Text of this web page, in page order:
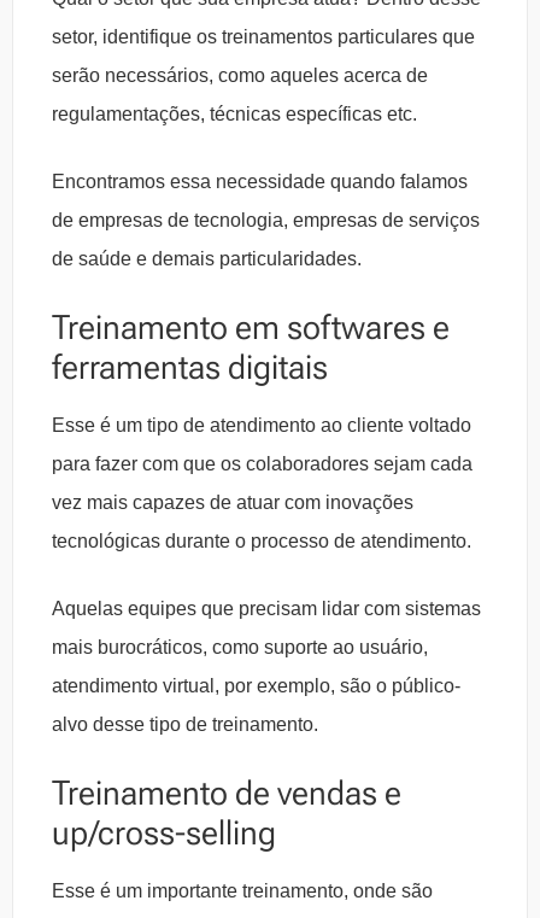
setor, identifique os treinamentos particulares que
serão necessários, como aqueles acerca de
regulamentações, técnicas específicas etc.
Encontramos essa necessidade quando falamos
de empresas de tecnologia, empresas de serviços
de saúde e demais particularidades.
Treinamento em softwares e
ferramentas digitais
Esse é um tipo de atendimento ao cliente voltado
para fazer com que os colaboradores sejam cada
vez mais capazes de atuar com inovações
tecnológicas durante o processo de atendimento.
Aquelas equipes que precisam lidar com sistemas
mais burocráticos, como suporte ao usuário,
atendimento virtual, por exemplo, são o público-
alvo desse tipo de treinamento.
Treinamento de vendas e
up/cross-selling
Esse é um importante treinamento, onde são